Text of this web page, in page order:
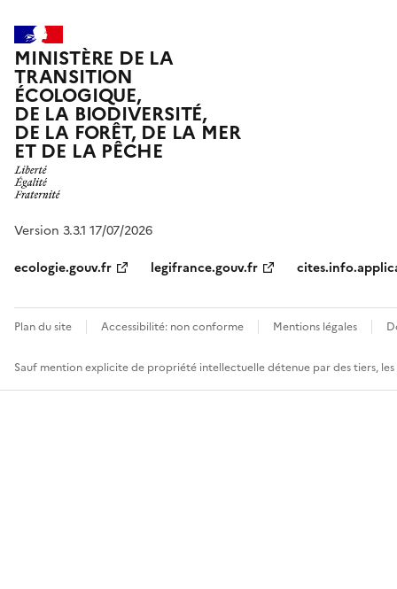
MINISTÈRE DE LA
TRANSITION
ÉCOLOGIQUE,
DE LA BIODIVERSITÉ,
DE LA FORÊT, DE LA MER
ET DE LA PÊCHE
Version 3.3.1 17/07/2026
ecologie.gouv.fr
legifrance.gouv.fr
Plan du site Accessibilité: non conforme Mentions légales
Sauf mention explicite de propriété intellectuelle détenue par des tiers,